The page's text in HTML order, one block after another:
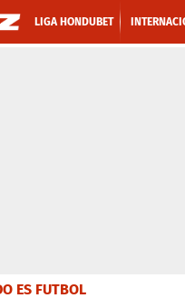
LIGA HONDUBET
ES FUTBOL